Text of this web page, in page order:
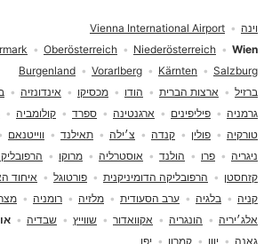
ברזיל ארצות הברית הודו מכסיקו אינדונזיה
גרמניה
פיליפינים ארגנטינה ספרד קולומביה
טורקיה
פולין קנדה צ׳ילה תאילנד ווייטנאם
ניגריה
פרו הולנד אוסטרליה מרוקו
קזחסטן
הרפובליקה הדומיניקנית פורטוגל
איחוד
קניה
בלגיה ערב הסעודית מלזיה רומניה
אלג׳יריה
הונגריה אקוואדור שווייץ שבדיה
גאנה
יוון קמרון יפן
Wien
Niederösterreich
Oberösterreich
Salzburg
Kärnten
Vorarlberg
Burgenland
וינה Vienna International Airport